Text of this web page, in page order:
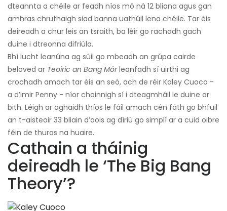
dteannta a chéile ar feadh níos mó ná 12 bliana agus gan
amhras chruthaigh siad banna uathúil lena chéile. Tar éis
deireadh a chur leis an tsraith, ba léir go rachadh gach
duine i dtreonna difriúla.
Bhí lucht leanúna ag súil go mbeadh an grúpa cairde
beloved ar Teoiric an Bang Mórleanfadh sí uirthi ag
crochadh amach tar éis an seó, ach de réir Kaley Cuoco -
a d’imir Penny - níor choinnigh sí i dteagmháil le duine ar
bith. Léigh ar aghaidh thíos le fáil amach cén fáth go bhfuil
an t-aisteoir 33 bliain d’aois ag díriú go simplí ar a cuid oibre
féin de thuras na huaire.
Cathain a tháinig
deireadh le ‘The Big Bang
Theory’?